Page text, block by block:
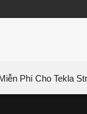
Phí Cho Tekla